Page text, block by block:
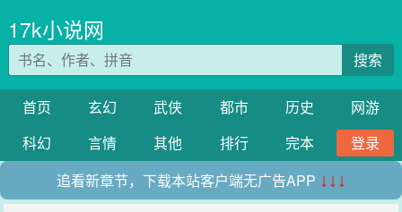
17k小说网
搜索
首页 玄幻 武侠 都市 历史
网游
科幻
言情 其他 排行 完本
登录
追看新章节，下载本站客户端无广告APP ↓↓↓